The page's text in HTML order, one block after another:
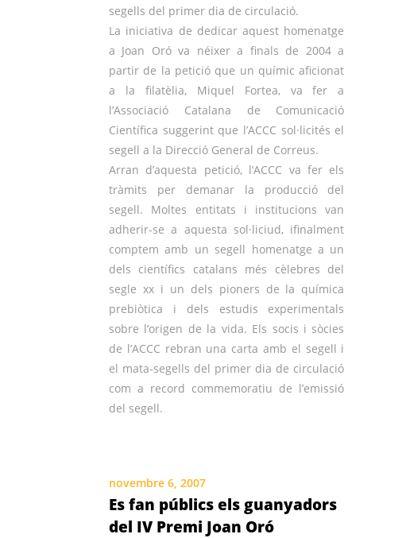
segells del primer dia de circulació.
La iniciativa de dedicar aquest homenatge
a Joan Oró va néixer a finals de 2004 a
partir de la petició que un químic aficionat
a la filatèlia, Miquel Fortea, va fer a
l’Associació Catalana de Comunicació
Científica suggerint que l’ACCC sol·licités el
segell a la Direcció General de Correus.
Arran d’aquesta petició, l’ACCC va fer els
tràmits per demanar la producció del
segell. Moltes entitats i institucions van
adherir-se a aquesta sol·liciud, ifinalment
comptem amb un segell homenatge a un
dels científics catalans més cèlebres del
segle xx i un dels pioners de la química
prebiòtica i dels estudis experimentals
sobre l’origen de la vida. Els socis i sòcies
de l’ACCC rebran una carta amb el segell i
el mata-segells del primer dia de circulació
com a record commemoratiu de l’emissió
del segell.
novembre 6, 2007
Es fan públics els guanyadors
del IV Premi Joan Oró